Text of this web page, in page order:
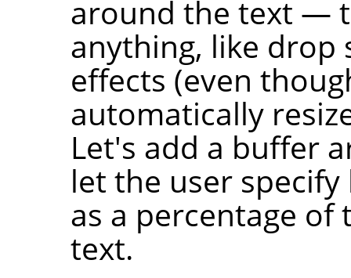
around the text —
anything, like drop
effects (even
automatically
Let's add a buffer
let the user
as a percentage
text.